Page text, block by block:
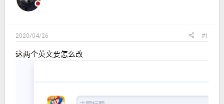
2020/04/26 #1
这两个英文要怎么改